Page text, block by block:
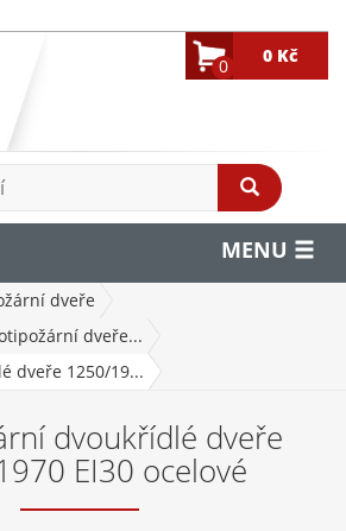
0 0 Kč
MENU
dveře
dveře...
dveře 1250/19...
dvoukřídlé dveře
EI30 ocelové